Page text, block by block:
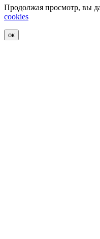
Продолжая просмотр, вы
cookies
ок